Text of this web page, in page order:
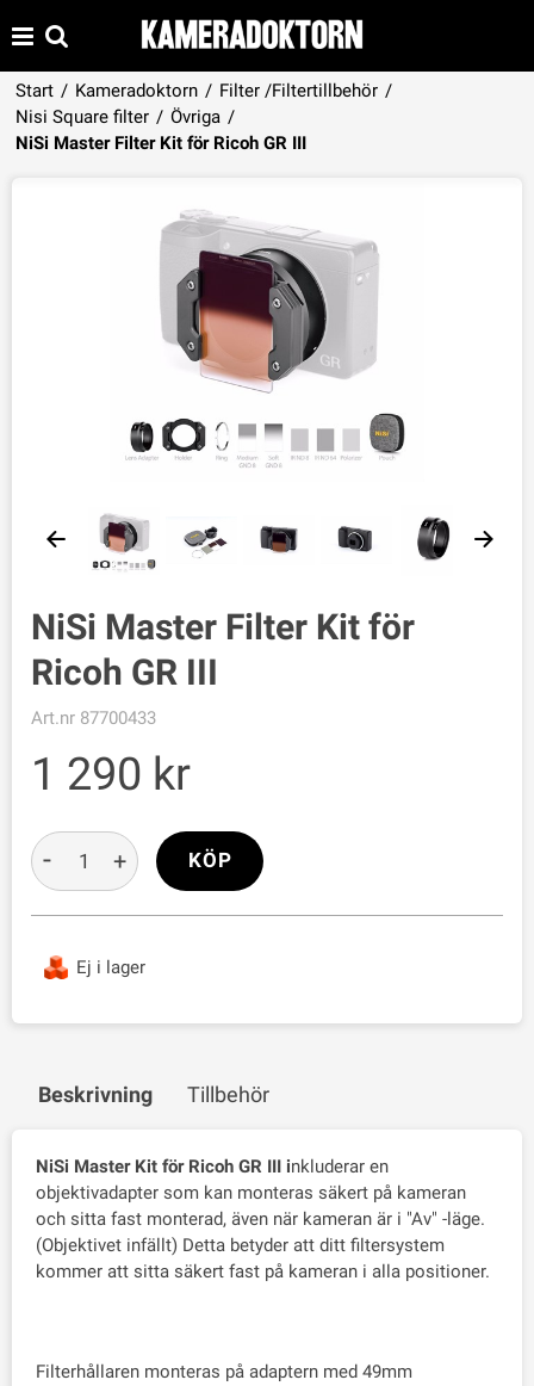
Start / Kameradoktorn / Filter /Filtertillbehör /
Nisi Square filter / Övriga /
NiSi Master Filter Kit för Ricoh GR III
Produkten har lagts i din varukorg
NiSi Master Filter Kit för
Ricoh GR III
Art.nr 87700433
1 290
Ej i lager
- + KÖP
Beskrivning Tillbehör
NiSi Master Kit för Ricoh GR III inkluderar en
objektivadapter som kan monteras säkert på kameran
och sitta fast monterad, även när kameran är i "Av" -läge.
(Objektivet infällt) Detta betyder att ditt filtersystem
kommer att sitta säkert fast på kameran i alla positioner.
Filterhållaren monteras på adaptern med 49mm